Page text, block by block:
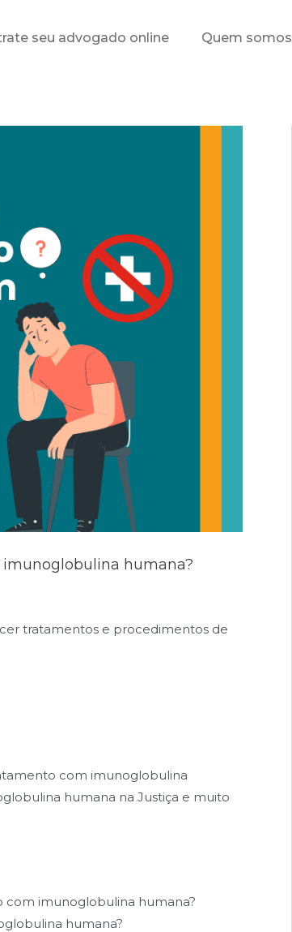
seu advogado online Quem somos
humana?
tratamentos e procedimentos de
com imunoglobulina
humana na Justiça e muito
com imunoglobulina humana?
humana?